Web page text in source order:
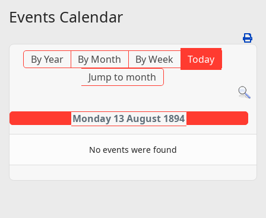
Events Calendar
By Year By Month By Week
Today
Jump to month
Monday 13 August 1894
No events were found